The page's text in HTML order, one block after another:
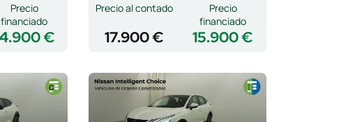
€
Precio
financiado
Precio al contado
17.900 € 15.900 €
Precio
financiado